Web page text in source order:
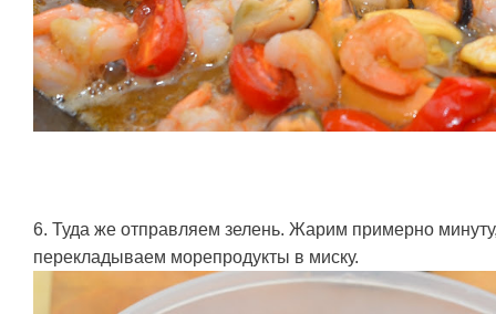
6. Туда же отправляем зелень. Жарим примерно
перекладываем морепродукты в миску.